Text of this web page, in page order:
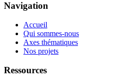
Navigation
Accueil
Qui sommes-nous
Axes thématiques
Nos projets
Ressources